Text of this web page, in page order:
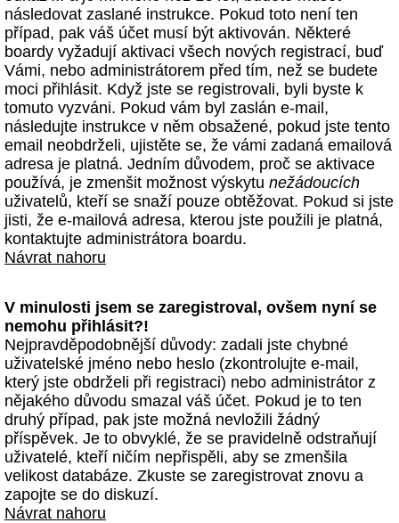
následovat zaslané instrukce. Pokud toto není ten
případ, pak váš účet musí být aktivován. Některé
boardy vyžadují aktivaci všech nových registrací, buď
Vámi, nebo administrátorem před tím, než se budete
moci přihlásit. Když jste se registrovali, byli byste k
tomuto vyzváni. Pokud vám byl zaslán e-mail,
následujte instrukce v něm obsažené, pokud jste tento
email neobdrželi, ujistěte se, že vámi zadaná emailová
adresa je platná. Jedním důvodem, proč se aktivace
používá, je zmenšit možnost výskytu nežádoucích
uživatelů, kteří se snaží pouze obtěžovat. Pokud si jste
jisti, že e-mailová adresa, kterou jste použili je platná,
kontaktujte administrátora boardu.
Návrat nahoru
V minulosti jsem se zaregistroval, ovšem nyní se
nemohu přihlásit?!
Nejpravděpodobnější důvody: zadali jste chybné
uživatelské jméno nebo heslo (zkontrolujte e-mail,
který jste obdrželi při registraci) nebo administrátor z
nějakého důvodu smazal váš účet. Pokud je to ten
druhý případ, pak jste možná nevložili žádný
příspěvek. Je to obvyklé, že se pravidelně odstraňují
uživatelé, kteří ničím nepřispěli, aby se zmenšila
velikost databáze. Zkuste se zaregistrovat znovu a
zapojte se do diskuzí.
Návrat nahoru